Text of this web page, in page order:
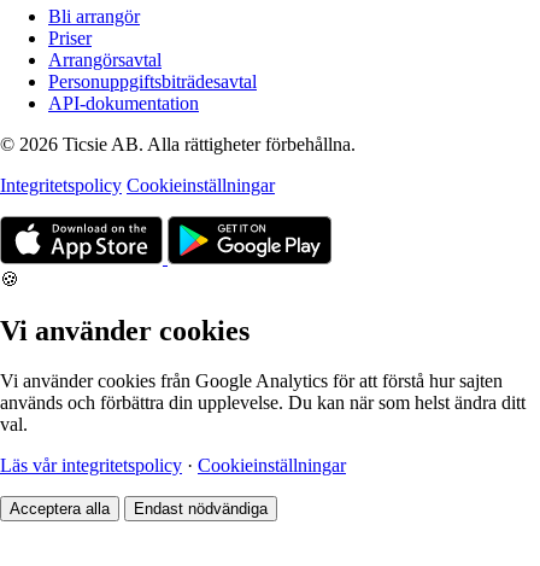
Bli arrangör
Priser
Arrangörsavtal
Personuppgiftsbiträdesavtal
API-dokumentation
© 2026 Ticsie AB. Alla rättigheter förbehållna.
Integritetspolicy Cookieinställningar
🍪
Vi använder cookies
Vi använder cookies från Google Analytics för att förstå hur sajten
används och förbättra din upplevelse. Du kan när som helst ändra ditt
val.
Läs vår integritetspolicy · Cookieinställningar
Acceptera alla Endast nödvändiga